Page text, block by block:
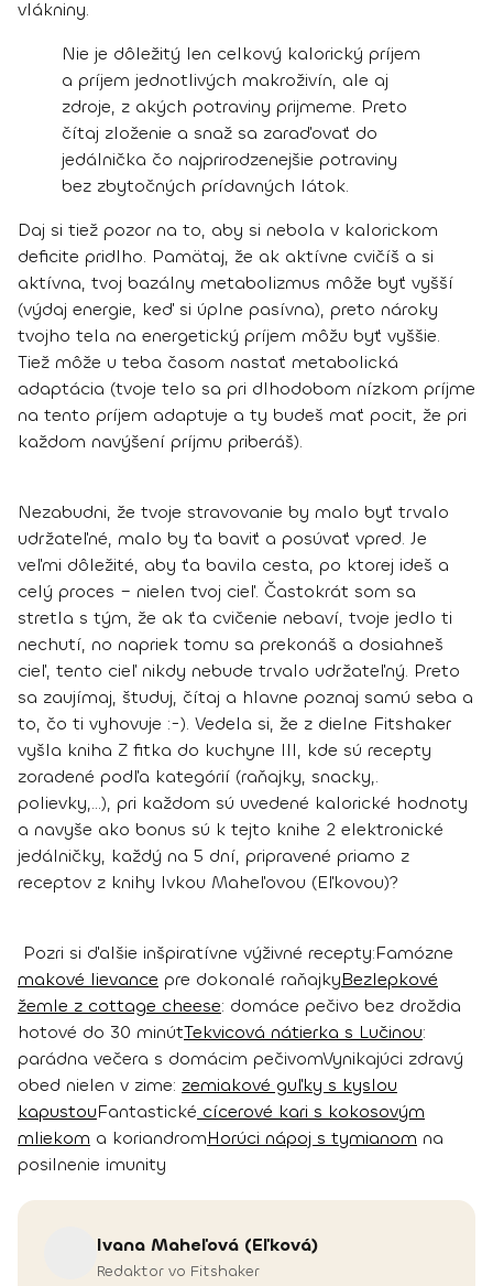
vlákniny.
Nie je dôležitý len celkový kalorický príjem
a príjem jednotlivých makroživín, ale aj
zdroje, z akých potraviny prijmeme. Preto
čítaj zloženie a snaž sa zaraďovať do
jedálnička čo najprirodzenejšie potraviny
bez zbytočných prídavných látok.
Daj si tiež pozor na to, aby si nebola v kalorickom
deficite pridlho. Pamätaj, že ak aktívne cvičíš a si
aktívna, tvoj bazálny metabolizmus môže byť vyšší
(výdaj energie, keď si úplne pasívna), preto nároky
tvojho tela na energetický príjem môžu byť vyššie.
Tiež môže u teba časom nastať metabolická
adaptácia (tvoje telo sa pri dlhodobom nízkom príjme
na tento príjem adaptuje a ty budeš mať pocit, že pri
každom navýšení príjmu priberáš).
Nezabudni, že tvoje stravovanie by malo byť trvalo
udržateľné, malo by ťa baviť a posúvať vpred. Je
veľmi dôležité, aby ťa bavila cesta, po ktorej ideš a
celý proces – nielen tvoj cieľ. Častokrát som sa
stretla s tým, že ak ťa cvičenie nebaví, tvoje jedlo ti
nechutí, no napriek tomu sa prekonáš a dosiahneš
cieľ, tento cieľ nikdy nebude trvalo udržateľný. Preto
sa zaujímaj, študuj, čítaj a hlavne poznaj samú seba a
to, čo ti vyhovuje :-). Vedela si, že z dielne Fitshaker
vyšla kniha Z fitka do kuchyne III, kde sú recepty
zoradené podľa kategórií (raňajky, snacky,.
polievky,...), pri každom sú uvedené kalorické hodnoty
a navyše ako bonus sú k tejto knihe 2 elektronické
jedálničky, každý na 5 dní, pripravené priamo z
receptov z knihy Ivkou Maheľovou (Eľkovou)?
Pozri si ďalšie inšpiratívne výživné recepty:Famózne
makové lievance pre dokonalé raňajkyBezlepkové
žemle z cottage cheese: domáce pečivo bez droždia
hotové do 30 minútTekvicová nátierka s Lučinou:
parádna večera s domácim pečivomVynikajúci zdravý
obed nielen v zime: zemiakové guľky s kyslou
kapustouFantastické cícerové kari s kokosovým
mliekom a koriandromHorúci nápoj s tymianom na
posilnenie imunity
Ivana Maheľová (Eľková)
Redaktor vo Fitshaker